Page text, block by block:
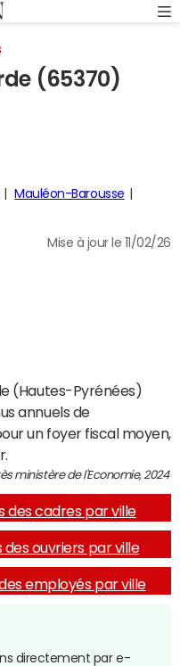
(65370)
Mauléon-Barousse
Mise à jour le 11/02/26
(Hautes-Pyrénées)
annuels de
un foyer fiscal moyen,
ministère de l'Economie, 2024
des cadres par ville
ouvriers par ville
employés par ville
directement par e-